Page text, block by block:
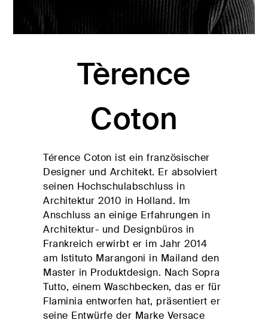
#betterdreaming
Kommoden
Einzelbetten-
programme
sprungrahmen
#betterliving
lösungen für
Gepolstertes
Doppelbett
Contract-
Lösungen
Entdecken
Sie Plane
HÄNDLER
FINDEN
Tèrence
Coton
Térence Coton ist ein französischer
Designer und Architekt. Er absolviert
seinen Hochschulabschluss in
Architektur 2010 in Holland. Im
Anschluss an einige Erfahrungen in
Architektur- und Designbüros in
Frankreich erwirbt er im Jahr 2014
am Istituto Marangoni in Mailand den
Master in Produktdesign. Nach Sopra
Tutto, einem Waschbecken, das er für
Flaminia entworfen hat, präsentiert er
seine Entwürfe der Marke Versace